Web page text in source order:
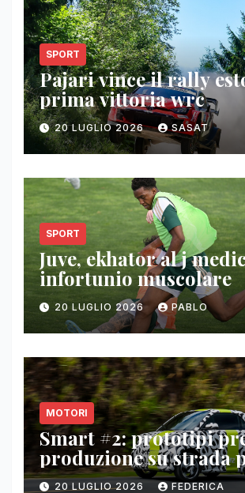
SPORT
Pajari vince il rally
prima vittoria wrc
20 LUGLIO 2026 SASAT
SPORT
Juve, ekhator al j
infortunio muscolare
20 LUGLIO 2026 PABLO
MOTORI
Smart #2: prototipi
produzione su strada
del paris motor show
20 LUGLIO 2026 FEDERICA